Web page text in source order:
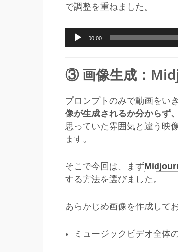
で調整を重ねました。
ー
ー
00:00
③ 画像生成：
プロンプトのみで動画をい
像が生成されるか分からず
思っていた雰囲気と違う映
ます。
そこで今回は、まず
する方法を選びました。
あらかじめ画像を作成して
ミュージックビデオ全体